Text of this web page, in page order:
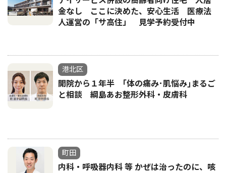
金なし ここに決めた、安心生活 医療法
人運営の「サ高住」 見学予約受付中
港北区
開院から１年半 ｢体の痛み･肌悩み｣まるご
と相談 綱島あお整形外科・皮膚科
町田
内科・呼吸器内科 等 かぜは治ったのに、咳